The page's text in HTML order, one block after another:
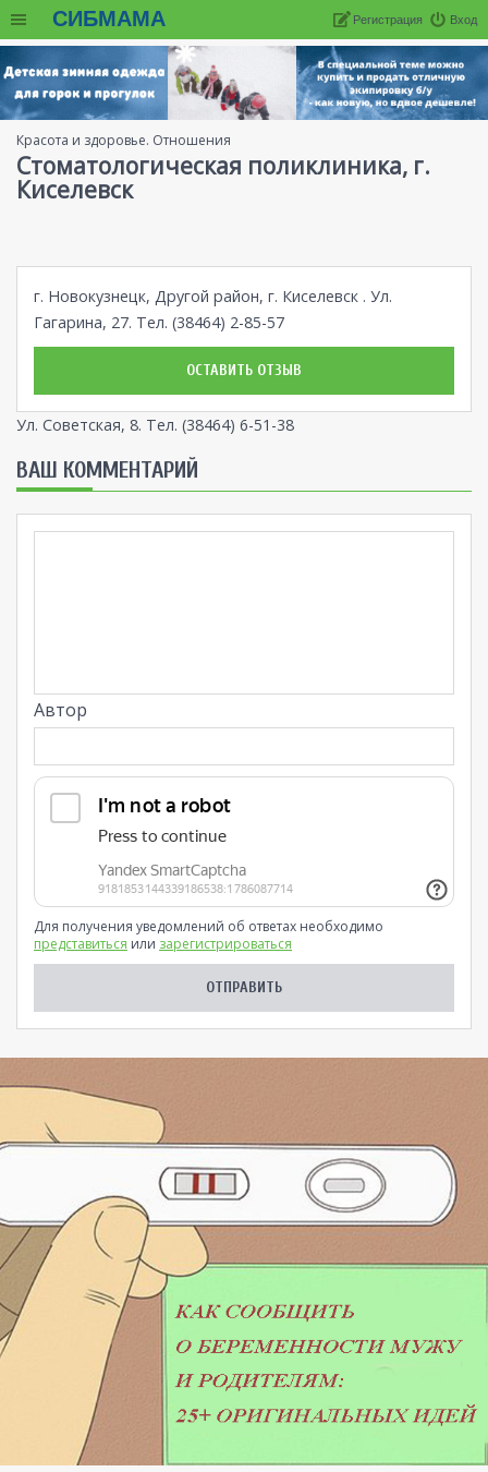
СИБМАМА Вход
Регистрация
Красота и здоровье. Отношения
Стоматологическая поликлиника, г.
Киселевск
г. Новокузнецк, Другой район, г. Киселевск . Ул.
Гагарина, 27. Тел. (38464) 2-85-57
ОСТАВИТЬ ОТЗЫВ
Ул. Советская, 8. Тел. (38464) 6-51-38
ВАШ КОММЕНТАРИЙ
Автор
Для получения уведомлений об ответах необходимо
представиться или зарегистрироваться